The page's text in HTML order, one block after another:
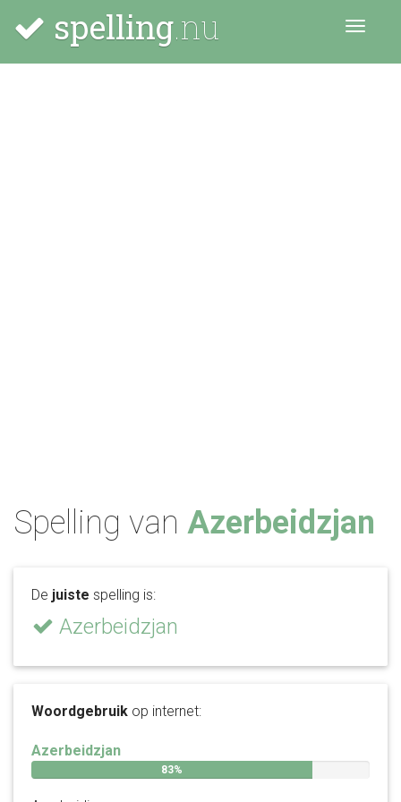
spelling.nu Menu
Spelling van Azerbeidzjan
De juiste spelling is:
Azerbeidzjan
Woordgebruik op internet:
Azerbeidzjan
83%